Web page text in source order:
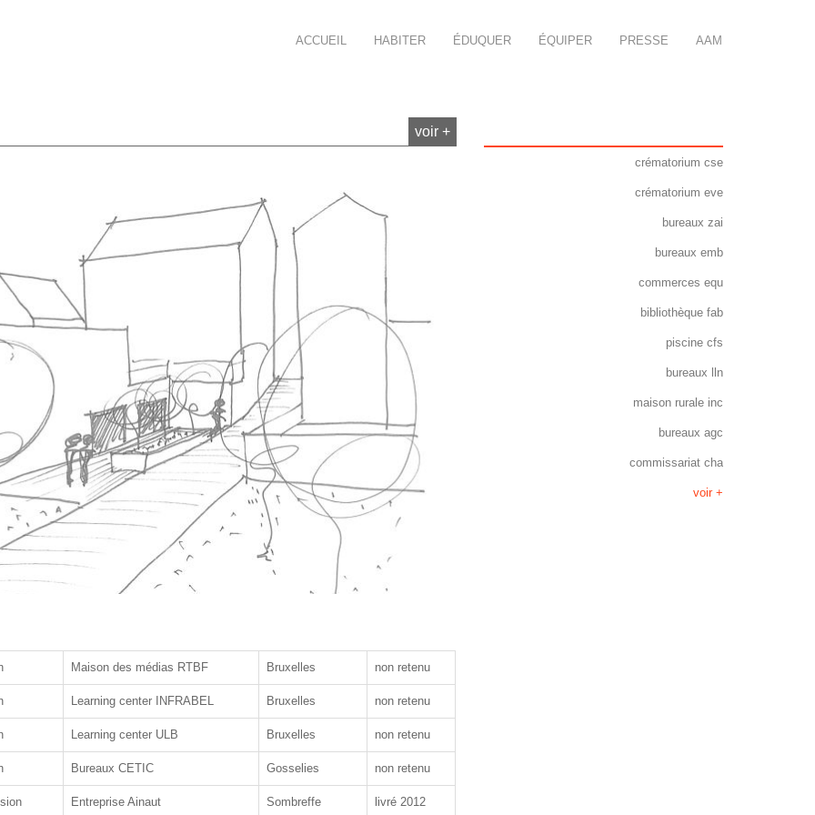
ACCUEIL HABITER ÉDUQUER ÉQUIPER PRESSE AAM
voir +
Maison des médias RTBF Bruxelles non retenu
Learning center INFRABEL Bruxelles non retenu
Learning center ULB Bruxelles non retenu
Bureaux CETIC Gosselies non retenu
Entreprise Ainaut Sombreffe livré 2012
crématorium cse
crématorium eve
bureaux zai
bureaux emb
commerces equ
bibliothèque fab
piscine cfs
bureaux lln
maison rurale inc
bureaux agc
commissariat cha
voir +